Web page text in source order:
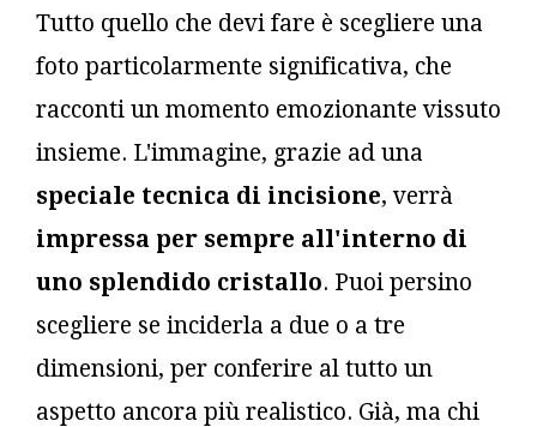
Tutto quello che devi fare è scegliere una
foto particolarmente significativa, che
racconti un momento emozionante vissuto
insieme. L'immagine, grazie ad una
speciale tecnica di incisione, verrà
impressa per sempre all'interno di
uno splendido cristallo. Puoi persino
scegliere se inciderla a due o a tre
dimensioni, per conferire al tutto un
aspetto ancora più realistico. Già, ma chi